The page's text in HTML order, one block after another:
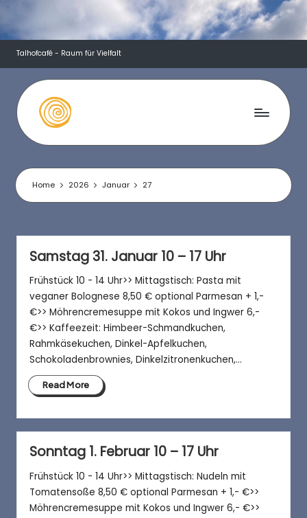
Skip
Talhofcafé - Raum für Vielfalt
T
a
l
h
o
f
c
a
f
é
Home 2026 Januar 27
Samstag 31. Januar 10 – 17 Uhr
Frühstück 10 - 14 Uhr>> Mittagstisch: Pasta mit
veganer Bolognese 8,50 € optional Parmesan + 1,-
€>> Möhrencremesuppe mit Kokos und Ingwer 6,-
€>> Kaffeezeit: Himbeer-Schmandkuchen,
Rahmkäsekuchen, Dinkel-Apfelkuchen,
Schokoladenbrownies, Dinkelzitronenkuchen,…
Read More
Sonntag 1. Februar 10 – 17 Uhr
Frühstück 10 - 14 Uhr>> Mittagstisch: Nudeln mit
Tomatensoße 8,50 € optional Parmesan + 1,- €>>
Möhrencremesuppe mit Kokos und Ingwer 6,- €>>